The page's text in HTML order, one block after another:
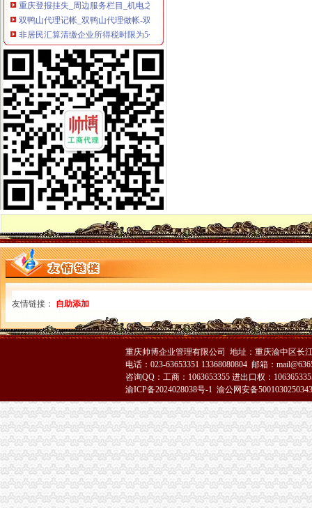
双鸭山代理记帐_双鸭山代理做帐-双鸭山易登网
非居民汇算清缴企业所得税时限为5个月_国内新闻_大众网
什么是非正常户？纳税人如何解除非正常户？—多有米
【晋城财务/审计/税务招聘网|2017年晋城财务/审计/税务招聘信息】-晋
苏州高新区地税的微博_微博
重庆按揭房出售流程是什么？要交哪些税费-房天下卖房知识
沈企业社保注销流程_保险新闻网-大家保保险网
【晋城财务/审计/税务招聘网|2017年晋城财务/审计/税务招聘信息】-晋
简易注销改革让企业进得来出得去_新闻大放送_未来网
【58同城】青岛公司注销服务_公司注销代理_公司注销费用
登报,挂失,营业执照登报,公司注销,税务登记证挂失,挂
重庆拓源实业有限公司税务注销代理询价公告_中国招标网
重庆市涪陵区
2010年注税税务实务代理模拟试题及答案（1）_模拟试题_第一会
市政务服务中心公布“多跑一次”事项清单-安康市
重庆沙坪坝其他咨询批发|价格|厂家_顺企网
重庆一六八财务咨询有限公司-个体工商注册-营业执照代办-税务代理
换版-会搜-中国会计视野
【税务经理/主管,南宏邦汽贸集团招聘】-南赶集网
重庆进京备案的新办流程资料详解【今日推荐网-北京工商/税务/财务】
个体户税费却越来越高,可否只注销国税呀？_重庆包听|E都市
【重庆公司注册】-重庆起点8
重庆低价工商代办税务咨询注销变更财务代理-直辖市重庆工商信息
南岸区公司注册、公司注销、税务清算注销、公司转让-重庆南岸南岸
小规模纳税企业注销_小规模纳税企业注销流程-78挂靠网
重庆市保险统一征缴管理工作规范
中国涉税鉴证网-涉税鉴证,税务鉴证,中惠,中国税务,顾问,代
青岛开票-青岛票-青岛发票税务代理中心-
【南通税务变更公司排名_排行榜_十大品牌_口碑好的税务变更公司】-
南宁财务咨询批发|价格|厂家_顺企网
重庆注销税务
重庆进京备案的新办流程资料详解【今日推荐网-北京工商/税务/财务】
东营出口退税
甘南公司注册_甘南内资公司注册_甘南外资公司注册-甘南易登网
友情链接： 自助添加
重庆帅博企业管理有限公司 地址：重庆渝中区长
电话：023-63653351 13368080804 邮箱：
咨询QQ：工商：1063653355 进出口权：
渝ICP备2024028038号-1 渝公网安备